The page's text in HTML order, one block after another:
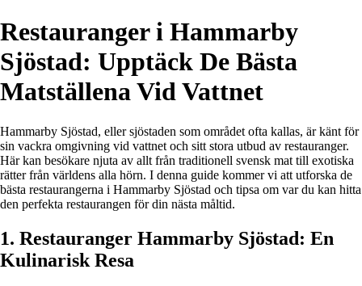
Restauranger i Hammarby
Sjöstad: Upptäck De Bästa
Matställena Vid Vattnet
Hammarby Sjöstad, eller sjöstaden som området ofta kallas, är känt för
sin vackra omgivning vid vattnet och sitt stora utbud av restauranger.
Här kan besökare njuta av allt från traditionell svensk mat till exotiska
rätter från världens alla hörn. I denna guide kommer vi att utforska de
bästa restaurangerna i Hammarby Sjöstad och tipsa om var du kan hitta
den perfekta restaurangen för din nästa måltid.
1. Restauranger Hammarby Sjöstad: En
Kulinarisk Resa